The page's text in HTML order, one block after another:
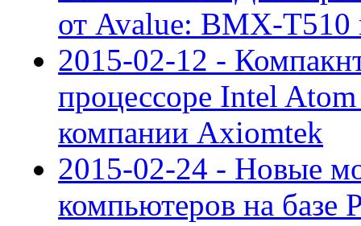
от Avalue: BMX-
2015-02-12 -
процессоре Intel
компании Axiomtek
2015-02-24 - Новые
компьютеров на базе